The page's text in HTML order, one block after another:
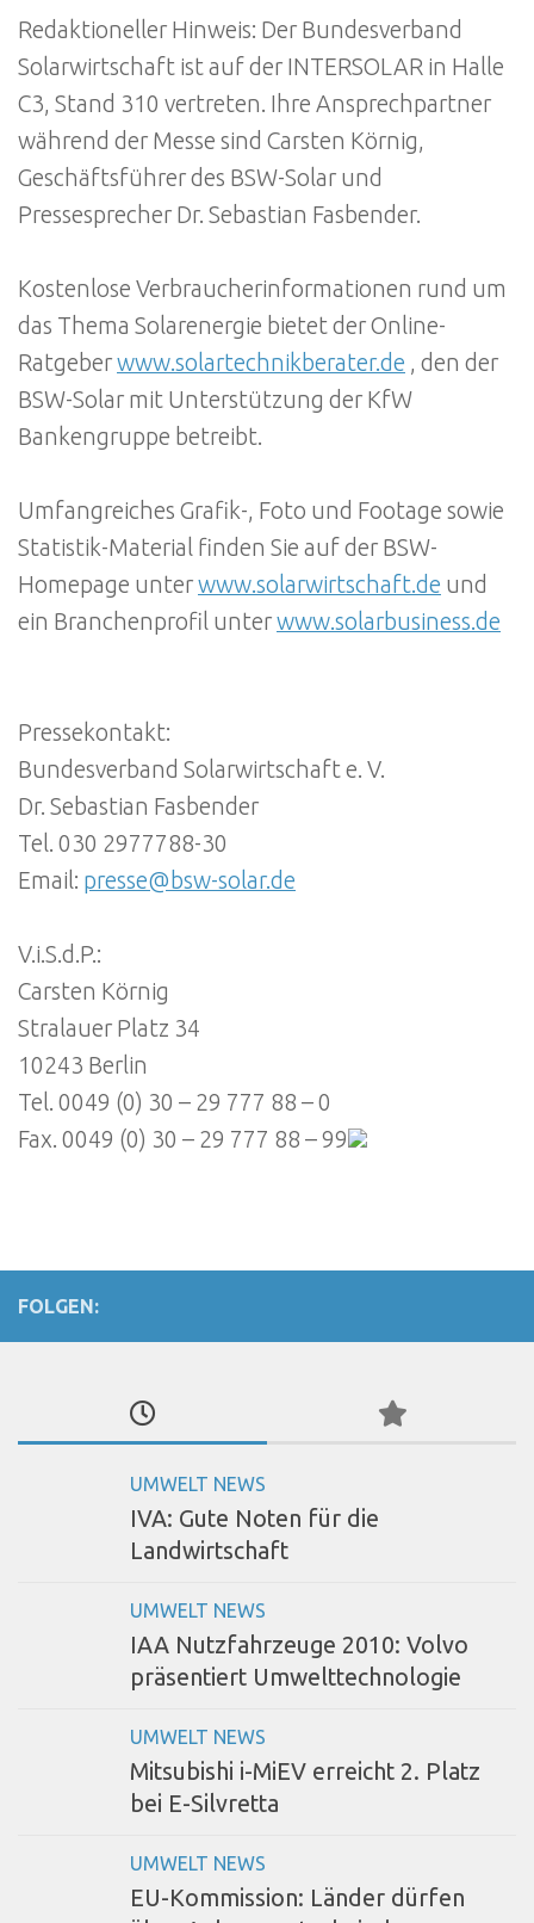
Redaktioneller Hinweis: Der Bundesverband
Solarwirtschaft ist auf der INTERSOLAR in Halle
C3, Stand 310 vertreten. Ihre Ansprechpartner
während der Messe sind Carsten Körnig,
Geschäftsführer des BSW-Solar und
Pressesprecher Dr. Sebastian Fasbender.
Kostenlose Verbraucherinformationen rund um
das Thema Solarenergie bietet der Online-
Ratgeberwww.solartechnikberater.de , den der
BSW-Solar mit Unterstützung der KfW
Bankengruppe betreibt.
Umfangreiches Grafik-, Foto und Footage sowie
Statistik-Material finden Sie auf der BSW-
Homepage unterwww.solarwirtschaft.de und
ein Branchenprofil unterwww.solarbusiness.de
Pressekontakt:
Bundesverband Solarwirtschaft e. V.
Dr. Sebastian Fasbender
Tel. 030 2977788-30
Email: presse@bsw-solar.de
V.i.S.d.P.:
Carsten Körnig
Stralauer Platz 34
10243 Berlin
Tel. 0049 (0) 30 – 29 777 88 – 0
Fax. 0049 (0) 30 – 29 777 88 – 99
FOLGEN:
UMWELT NEWS
IVA: Gute Noten für die
Landwirtschaft
UMWELT NEWS
IAA Nutzfahrzeuge 2010: Volvo
präsentiert Umwelttechnologie
UMWELT NEWS
Mitsubishi i-MiEV erreicht 2. Platz
bei E-Silvretta
UMWELT NEWS
EU-Kommission: Länder dürfen